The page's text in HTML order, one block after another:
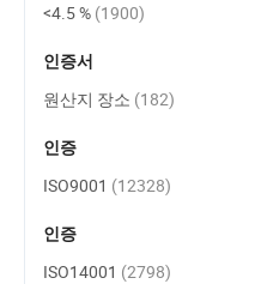
<4.5 % (1900)
인증서
원산지 장소 (182)
인증
ISO9001 (12328)
인증
ISO14001 (2798)